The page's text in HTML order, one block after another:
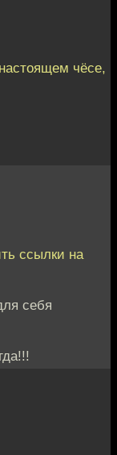
чёсе,
ссылки на
себя